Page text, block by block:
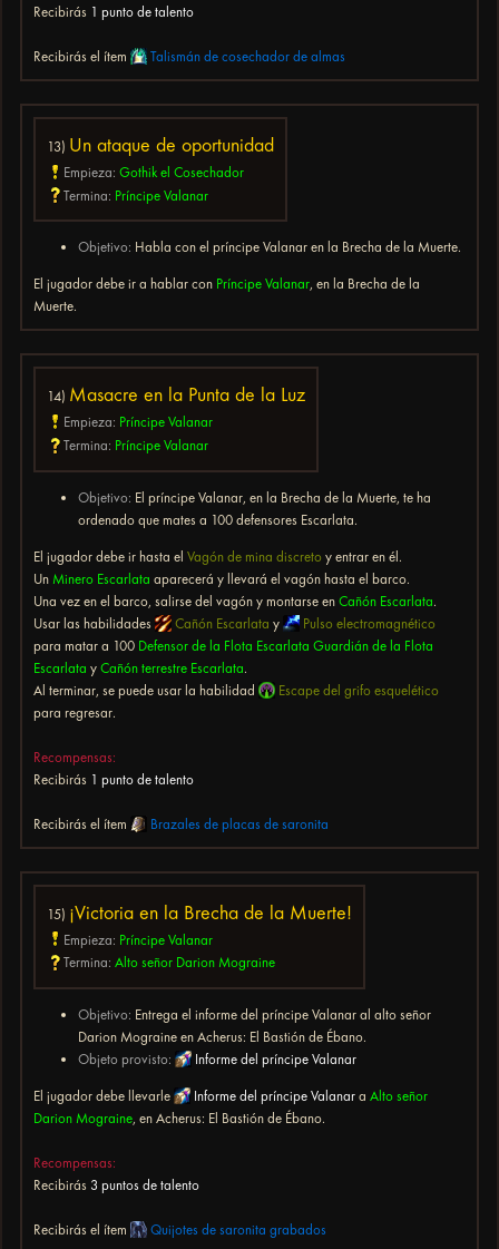
Recibirás 1 punto de talento
Recibirás el ítem Talismán de cosechador de almas
13) Un ataque de oportunidad
Empieza: Gothik el Cosechador
Termina: Príncipe Valanar
Objetivo: Habla con el príncipe Valanar en la Brecha de la Muerte.
El jugador debe ir a hablar con Príncipe Valanar, en la Brecha de la
Muerte.
14) Masacre en la Punta de la Luz
Empieza: Príncipe Valanar
Termina: Príncipe Valanar
Objetivo: El príncipe Valanar, en la Brecha de la Muerte, te ha
ordenado que mates a 100 defensores Escarlata.
El jugador debe ir hasta el Vagón de mina discreto y entrar en él.
Un Minero Escarlata aparecerá y llevará el vagón hasta el barco.
Una vez en el barco, salirse del vagón y montarse en Cañón Escarlata.
Usar las habilidades
Cañón Escarlata y
Pulso electromagnético
para matar a 100 Defensor de la Flota Escarlata Guardián de la Flota
Escarlata y Cañón terrestre Escarlata.
Al terminar, se puede usar la habilidad
Escape del grifo esquelético
para regresar.
Recompensas:
Recibirás 1 punto de talento
Recibirás el ítem Brazales de placas de saronita
15) ¡Victoria en la Brecha de la Muerte!
Empieza: Príncipe Valanar
Termina: Alto señor Darion Mograine
Objetivo: Entrega el informe del príncipe Valanar al alto señor
Darion Mograine en Acherus: El Bastión de Ébano.
Objeto provisto:
Informe del príncipe Valanar
El jugador debe llevarle Informe del príncipe Valanar a Alto señor
Darion Mograine , en Acherus: El Bastión de Ébano.
Recompensas:
Recibirás 3 puntos de talento
Recibirás el ítem Quijotes de saronita grabados